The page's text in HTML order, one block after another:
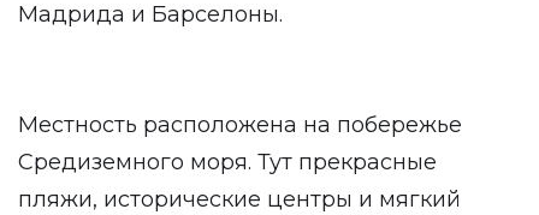
Мадрида и Барселоны.
Местность расположена на побережье
Средиземного моря. Тут прекрасные
пляжи, исторические центры и мягкий